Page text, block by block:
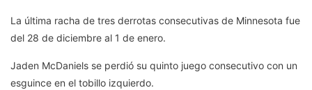
La última racha de tres derrotas consecutivas de Minnesota fue
del 28 de diciembre al 1 de enero.
Jaden McDaniels se perdió su quinto juego consecutivo con un
esguince en el tobillo izquierdo.